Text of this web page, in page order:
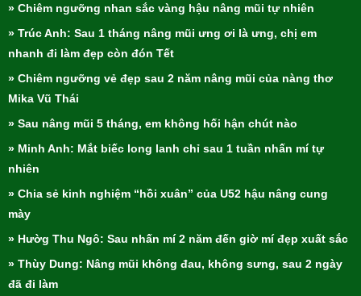
» Chiêm ngưỡng nhan sắc vàng hậu nâng mũi tự nhiên
» Trúc Anh: Sau 1 tháng nâng mũi ưng ơi là ưng, chị em
nhanh đi làm đẹp còn đón Tết
» Chiêm ngưỡng vẻ đẹp sau 2 năm nâng mũi của nàng thơ
Mika Vũ Thái
» Sau nâng mũi 5 tháng, em không hối hận chút nào
» Minh Anh: Mắt biếc long lanh chỉ sau 1 tuần nhấn mí tự
nhiên
» Chia sẻ kinh nghiệm “hồi xuân” của U52 hậu nâng cung
mày
» Hườg Thu Ngô: Sau nhấn mí 2 năm đến giờ mí đẹp xuất sắc
» Thùy Dung: Nâng mũi không đau, không sưng, sau 2 ngày
đã đi làm